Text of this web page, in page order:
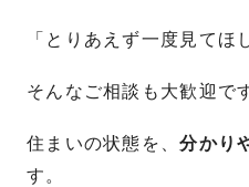
「とりあえず一度見てほ
そんなご相談も大歓迎で
住まいの状態を、分かり
す。